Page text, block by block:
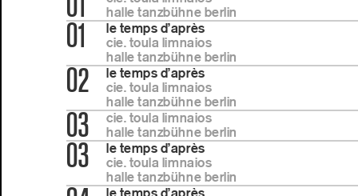
halle tanzbühne berlin
01
le temps d’après
cie. toula limnaios
halle tanzbühne berlin
02
le temps d’après
cie. toula limnaios
halle tanzbühne berlin
03
cie. toula limnaios
halle tanzbühne berlin
03
le temps d’après
cie. toula limnaios
halle tanzbühne berlin